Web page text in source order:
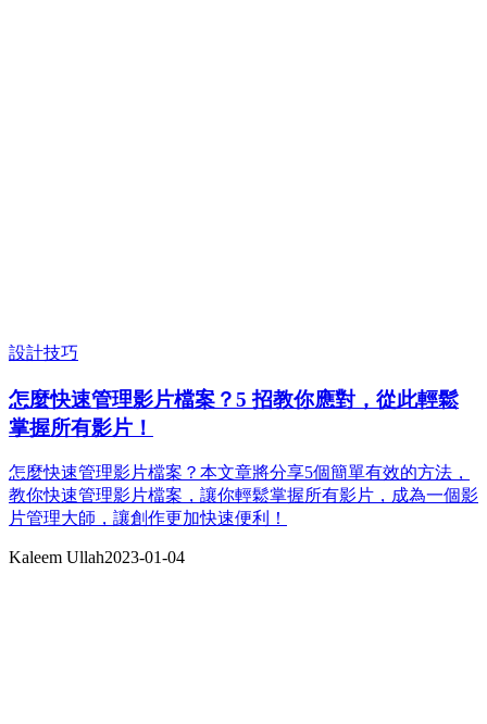
設計技巧
怎麼快速管理影片檔案？5 招教你應對，從此輕鬆
掌握所有影片！
怎麼快速管理影片檔案？本文章將分享5個簡單有效的方法，
教你快速管理影片檔案，讓你輕鬆掌握所有影片，成為一個影
片管理大師，讓創作更加快速便利！
Kaleem Ullah2023-01-04